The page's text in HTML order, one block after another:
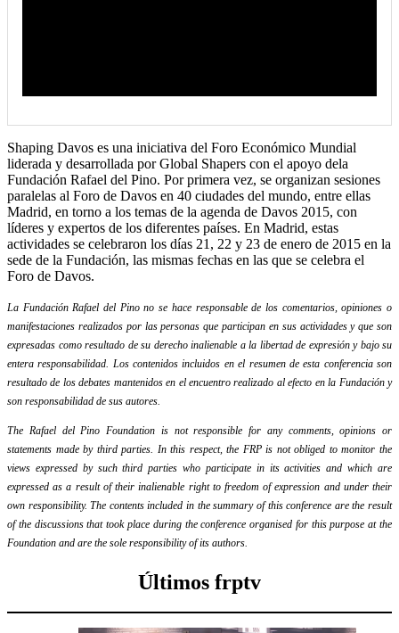
Shaping Davos es una iniciativa del Foro Económico Mundial
liderada y desarrollada por Global Shapers con el apoyo dela
Fundación Rafael del Pino. Por primera vez, se organizan sesiones
paralelas al Foro de Davos en 40 ciudades del mundo, entre ellas
Madrid, en torno a los temas de la agenda de Davos 2015, con
líderes y expertos de los diferentes países. En Madrid, estas
actividades se celebraron los días 21, 22 y 23 de enero de 2015 en la
sede de la Fundación, las mismas fechas en las que se celebra el
Foro de Davos.
La Fundación Rafael del Pino no se hace responsable de los comentarios, opiniones o
manifestaciones realizados por las personas que participan en sus actividades y que son
expresadas como resultado de su derecho inalienable a la libertad de expresión y bajo su
entera responsabilidad. Los contenidos incluidos en el resumen de esta conferencia son
resultado de los debates mantenidos en el encuentro realizado al efecto en la Fundación y
son responsabilidad de sus autores.
The Rafael del Pino Foundation is not responsible for any comments, opinions or
statements made by third parties. In this respect, the FRP is not obliged to monitor the
views expressed by such third parties who participate in its activities and which are
expressed as a result of their inalienable right to freedom of expression and under their
own responsibility. The contents included in the summary of this conference are the result
of the discussions that took place during the conference organised for this purpose at the
Foundation and are the sole responsibility of its authors.
Últimos frptv